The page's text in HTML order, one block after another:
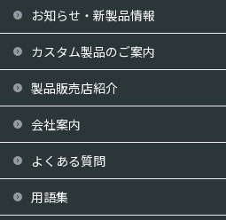
お知らせ・新製品情報
カスタム製品のご案内
製品販売店紹介
会社案内
よくある質問
用語集